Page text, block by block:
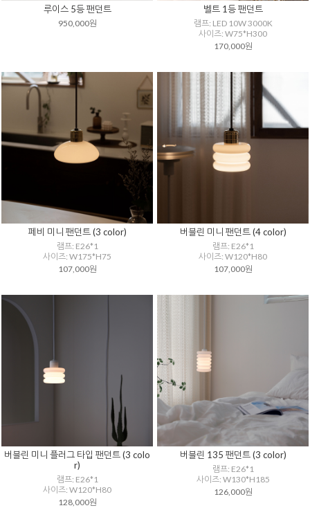
루이스 5등 팬던트
950,000원
벨트 1등 팬던트
램프: LED 10W 3000K
사이즈: W75*H300
170,000원
페비 미니 팬던트 (3 color)
램프: E26*1
사이즈: W175*H75
107,000원
버블린 미니 팬던트 (4 color)
램프: E26*1
사이즈: W120*H80
107,000원
버블린 미니 플러그 타입 팬던트 (3 colo
r)
램프: E26*1
사이즈: W120*H80
128,000원
버블린 135 팬던트 (3 color)
램프: E26*1
사이즈: W130*H185
126,000원